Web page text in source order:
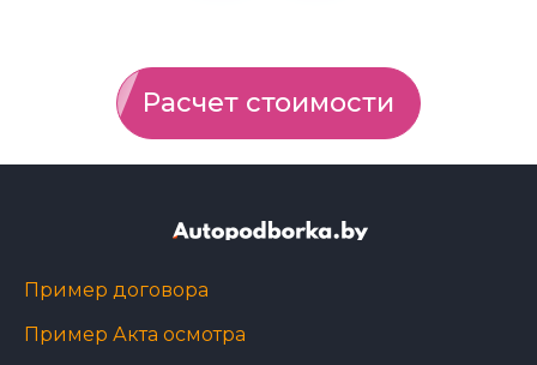
Расчет стоимости
Пример договора
Пример Акта осмотра